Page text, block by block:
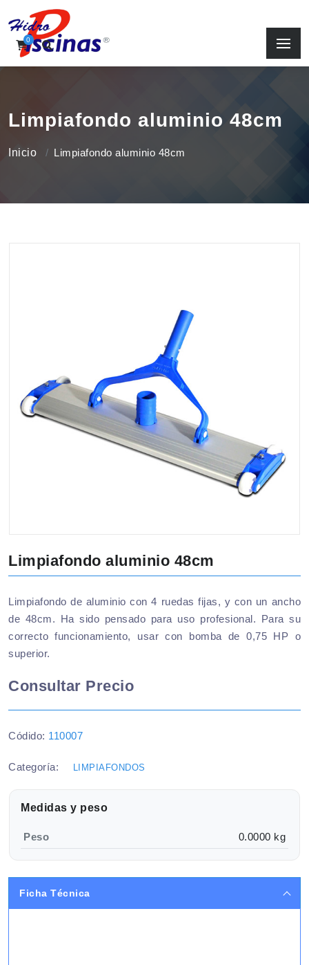
0
Limpiafondo aluminio 48cm
Inicio Limpiafondo aluminio 48cm
Limpiafondo aluminio 48cm
Limpiafondo de aluminio con 4 ruedas fijas, y con un ancho
de 48cm. Ha sido pensado para uso profesional. Para su
correcto funcionamiento, usar con bomba de 0,75 HP o
superior.
Consultar Precio
Códido: 110007
Categoría: LIMPIAFONDOS
Medidas y peso
Peso 0.0000 kg
Ficha Técnica